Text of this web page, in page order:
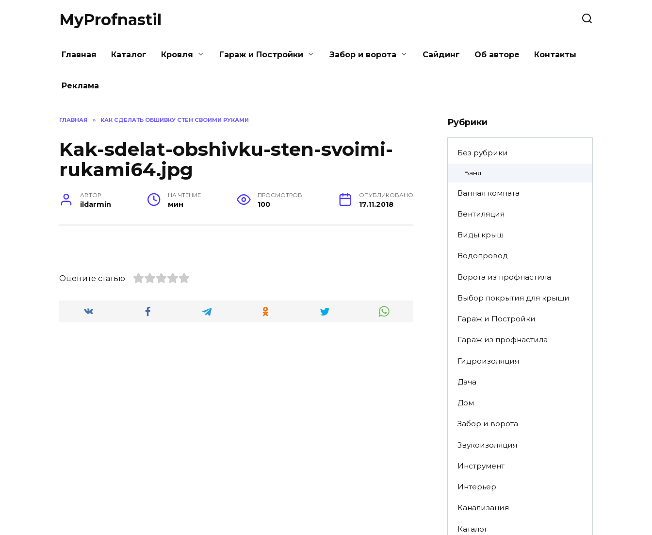
MyProfnastil
Главная Каталог Кровля Гараж и Постройки Забор и ворота Сайдинг Об авторе Контакты
Реклама
ГЛАВНАЯ » КАК СДЕЛАТЬ ОБШИВКУ СТЕН СВОИМИ РУКАМИ
Kak-sdelat-obshivku-sten-svoimi-
rukami64.jpg
АВТОР
ildarmin
НА ЧТЕНИЕ
мин
ПРОСМОТРОВ
100
ОПУБЛИКОВАНО
17.11.2018
Оцените статью
Рубрики
Без рубрики
Баня
Ванная комната
Вентиляция
Виды крыш
Водопровод
Ворота из профнастила
Выбор покрытия для крыши
Гараж и Постройки
Гараж из профнастила
Гидроизоляция
Дача
Дом
Забор и ворота
Звукоизоляция
Инструмент
Интерьер
Канализация
Каталог